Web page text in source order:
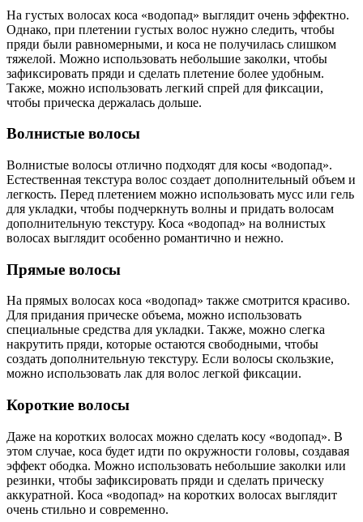
На густых волосах коса «водопад» выглядит очень эффектно.
Однако, при плетении густых волос нужно следить, чтобы
пряди были равномерными, и коса не получилась слишком
тяжелой. Можно использовать небольшие заколки, чтобы
зафиксировать пряди и сделать плетение более удобным.
Также, можно использовать легкий спрей для фиксации,
чтобы прическа держалась дольше.
Волнистые волосы
Волнистые волосы отлично подходят для косы «водопад».
Естественная текстура волос создает дополнительный объем и
легкость. Перед плетением можно использовать мусс или гель
для укладки, чтобы подчеркнуть волны и придать волосам
дополнительную текстуру. Коса «водопад» на волнистых
волосах выглядит особенно романтично и нежно.
Прямые волосы
На прямых волосах коса «водопад» также смотрится красиво.
Для придания прическе объема, можно использовать
специальные средства для укладки. Также, можно слегка
накрутить пряди, которые остаются свободными, чтобы
создать дополнительную текстуру. Если волосы скользкие,
можно использовать лак для волос легкой фиксации.
Короткие волосы
Даже на коротких волосах можно сделать косу «водопад». В
этом случае, коса будет идти по окружности головы, создавая
эффект ободка. Можно использовать небольшие заколки или
резинки, чтобы зафиксировать пряди и сделать прическу
аккуратной. Коса «водопад» на коротких волосах выглядит
очень стильно и современно.